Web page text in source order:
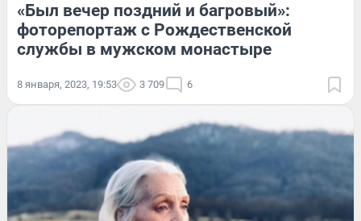
«Был вечер поздний и багровый»:
фоторепортаж с Рождественской
службы в мужском монастыре
8 января, 2023, 19:53 3 709 6